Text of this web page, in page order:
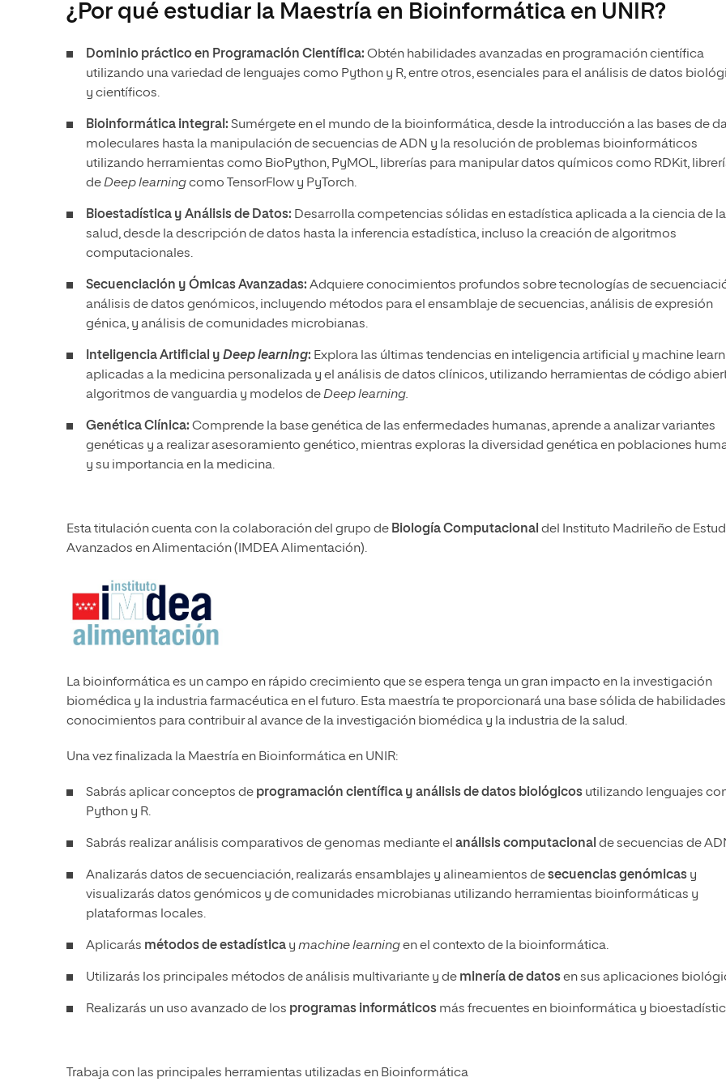
¿Por qué estudiar la Maestría en Bioinformática en UNIR?
Dominio práctico en Programación Científica: Obtén habilidades avanzadas en programación científica
utilizando una variedad de lenguajes como Python y R, entre otros, esenciales para el análisis de datos
y científicos.
Bioinformática integral: Sumérgete en el mundo de la bioinformática, desde la introducción a las bases de
moleculares hasta la manipulación de secuencias de ADN y la resolución de problemas bioinformáticos
utilizando herramientas como BioPython, PyMOL, librerías para manipular datos químicos como RDKit,
deDeep learningcomo TensorFlow y PyTorch.
Bioestadística y Análisis de Datos: Desarrolla competencias sólidas en estadística aplicada a la ciencia de la
salud, desde la descripción de datos hasta la inferencia estadística, incluso la creación de algoritmos
computacionales.
Secuenciación y Ómicas Avanzadas: Adquiere conocimientos profundos sobre tecnologías de
análisis de datos genómicos, incluyendo métodos para el ensamblaje de secuencias, análisis de expresión
génica, y análisis de comunidades microbianas.
Inteligencia Artificial y Deep learning: Explora las últimas tendencias en inteligencia artificial y machine
aplicadas a la medicina personalizada y el análisis de datos clínicos, utilizando herramientas de código
algoritmos de vanguardia y modelos deDeep learning.
Genética Clínica: Comprende la base genética de las enfermedades humanas, aprende a analizar variantes
genéticas y a realizar asesoramiento genético, mientras exploras la diversidad genética en poblaciones
y su importancia en la medicina.
Esta titulación cuenta con la colaboración del grupo de Biología Computacional del Instituto Madrileño de
Avanzados en Alimentación (IMDEA Alimentación).
La bioinformática es un campo en rápido crecimiento que se espera tenga un gran impacto en la investigación
biomédica y la industria farmacéutica en el futuro. Esta maestría te proporcionará una base sólida de
conocimientos para contribuir al avance de la investigación biomédica y la industria de la salud.
Una vez finalizada la Maestría en Bioinformática en UNIR:
Sabrás aplicar conceptos de programación científica y análisis de datos biológicos utilizando lenguajes
Python y R.
Sabrás realizar análisis comparativos de genomas mediante el análisis computacional de secuencias de
Analizarás datos de secuenciación, realizarás ensamblajes y alineamientos desecuencias genómicas y
visualizarás datos genómicos y de comunidades microbianas utilizando herramientas bioinformáticas y
plataformas locales.
Aplicarás métodos de estadística y machine learningen el contexto de la bioinformática.
Utilizarás los principales métodos de análisis multivariante y de minería de datosen sus aplicaciones
Realizarás un uso avanzado de los programas informáticos más frecuentes en bioinformática y
Trabaja con las principales herramientas utilizadas en Bioinformática